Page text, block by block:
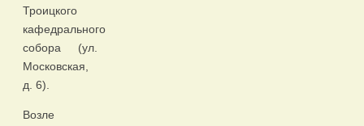
Троицкого
кафедрального
собора (ул.
Московская,
д. 6).
Возле